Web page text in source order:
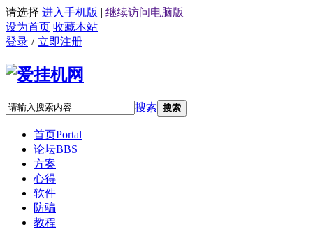
请选择 进入手机版 | 继续访问电脑版
设为首页 收藏本站
登录 / 立即注册
搜索 搜索
首页Portal
论坛BBS
方案
心得
软件
防骗
教程